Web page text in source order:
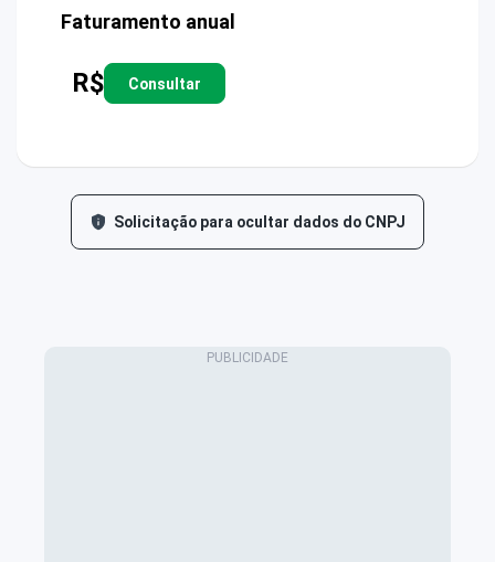
Faturamento anual
R$ Consultar
Solicitação para ocultar dados do CNPJ